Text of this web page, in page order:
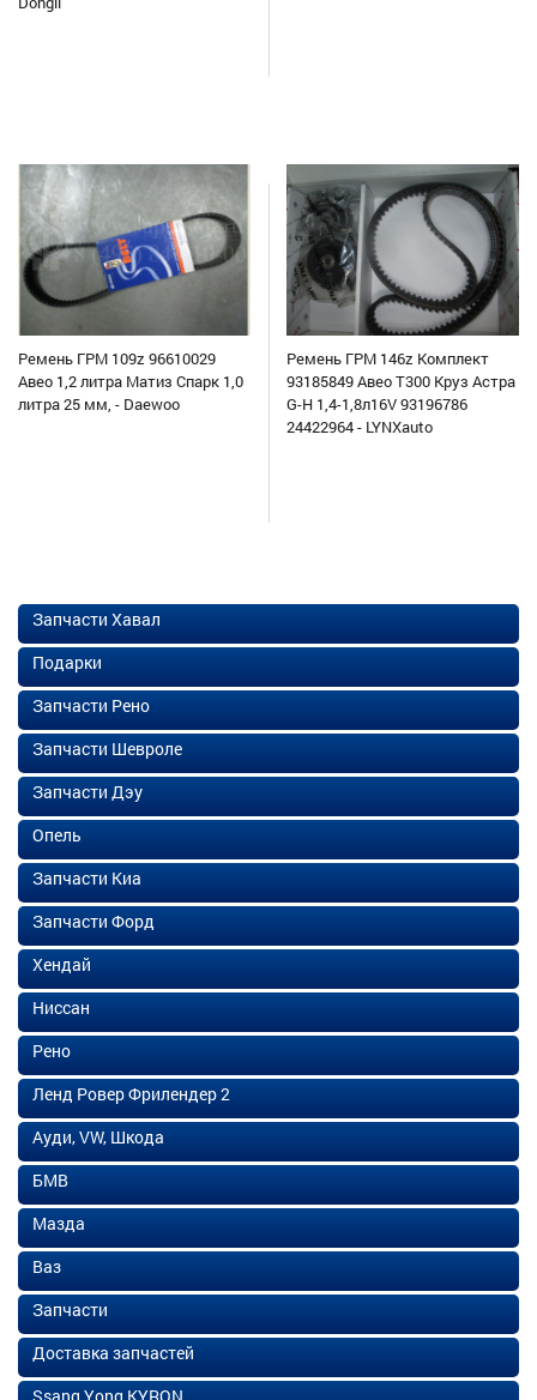
Ремень ГРМ 109z 96610029
Авео 1,2 литра Матиз Спарк 1,0
литра 25 мм, - Daewoo
Ремень ГРМ 146z Комплект
93185849 Авео Т300 Круз Астра
G-H 1,4-1,8л16V 93196786
24422964 - LYNXauto
Запчасти Хавал
Подарки
Запчасти Рено
Запчасти Шевроле
Запчасти Дэу
Опель
Запчасти Киа
Запчасти Форд
Хендай
Ниссан
Рено
Ленд Ровер Фрилендер 2
Ауди, VW, Шкода
БМВ
Мазда
Ваз
Запчасти
Доставка запчастей